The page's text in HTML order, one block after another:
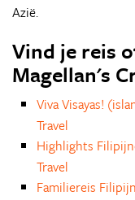
Azië.
Vind je reis
Magellan's
Viva Visayas!
Travel
Highlights
Travel
Familiereis